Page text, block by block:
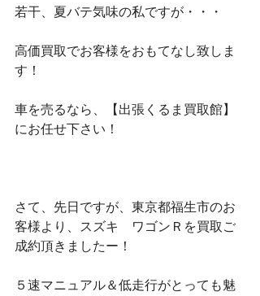
若干、夏バテ気味の私ですが・・・
高価買取でお客様をおもてなし致しま
す！
車を売るなら、【出張くるま買取館】
にお任せ下さい！
さて、先日ですが、東京都福生市のお
客様より、スズキ　ワゴンＲを買取ご
成約頂きましたー！
５速マニュアル＆低走行がとっても魅